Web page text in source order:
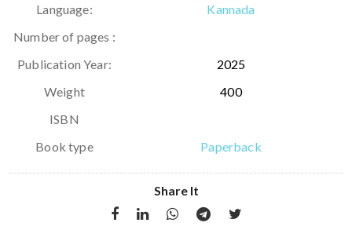
Language:
Kannada
Number of pages :
Publication Year:
2025
Weight
400
ISBN
Book type
Paperback
Share It